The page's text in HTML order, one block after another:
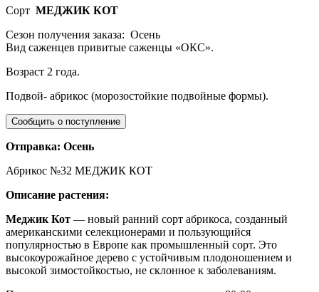
Сорт МЕДЖИК КОТ
Сезон получения заказа: Осень
Вид саженцев привитые саженцы «ОКС».
Возраст 2 года.
Подвой- абрикос (морозостойкие подвойные формы).
Отправка: Осень
Абрикос №32 МЕДЖИК КОТ
Описание растения:
Меджик Кот — новый ранний сорт абрикоса, созданный
американскими селекционерами и пользующийся
популярностью в Европе как промышленный сорт. Это
высокоурожайное дерево с устойчивым плодоношением и
высокой зимостойкостью, не склонное к заболеваниям.